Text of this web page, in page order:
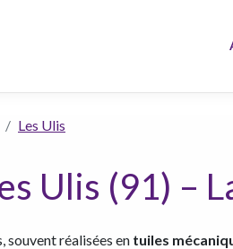
Les Ulis
Ulis (91) –
souvent réalisées en tuiles